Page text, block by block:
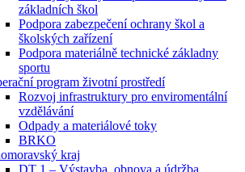
základních škol
Podpora zabezpečení ochrany škol a
školských zařízení
Podpora materiálně technické základny
sportu
program životní prostředí
Rozvoj infrastruktury pro enviromentální
vzdělávání
Odpady a materiálové toky
BRKO
kraj
DT 1 – Výstavba, obnova a údržba